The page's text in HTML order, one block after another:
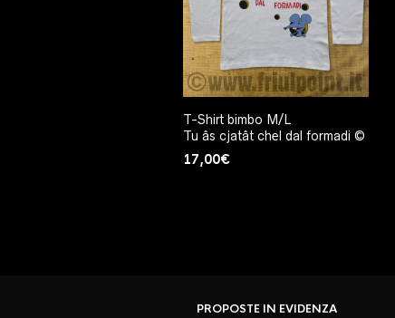
T-Shirt bimbo M/L
Tu âs cjatât chel dal formadi ©
17,00€
PROPOSTE IN EVIDENZA